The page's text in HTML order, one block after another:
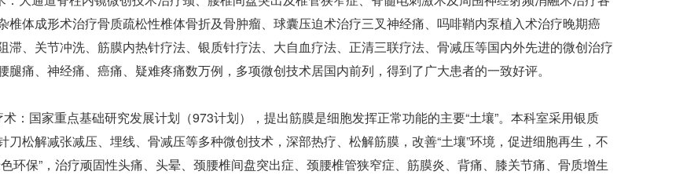
椎体成形术治疗骨质疏松性椎体骨折及骨肿瘤、球囊压迫术治疗三叉神经痛、吗啡鞘内泵植入术治疗晚期癌
滞、关节冲洗、筋膜内热针疗法、银质针疗法、大自血疗法、正清三联疗法、骨减压等国内外先进的微创治疗
腿痛、神经痛、癌痛、疑难疼痛数万例，多项微创技术居国内前列，得到了广大患者的一致好评。
：国家重点基础研究发展计划（973计划），提出筋膜是细胞发挥正常功能的主要“土壤”。本科室采用银质
刀松解减张减压、埋线、骨减压等多种微创技术，深部热疗、松解筋膜，改善“土壤”环境，促进细胞再生，不
环保”，治疗顽固性头痛、头晕、颈腰椎间盘突出症、颈腰椎管狭窄症、筋膜炎、背痛、膝关节痛、骨质增生